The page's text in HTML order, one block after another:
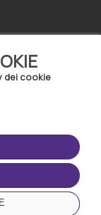
dei cookie
L'APP